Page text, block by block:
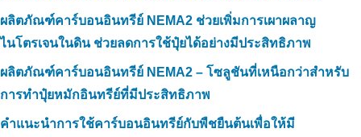
ผลิตภัณฑ์คาร์บอนอินทรีย์ NEMA2 ช่วยเพิ่มการเผาผลาญ
ไนโตรเจนในดิน ช่วยลดการใช้ปุ๋ยได้อย่างมีประสิทธิภาพ
ผลิตภัณฑ์คาร์บอนอินทรีย์ NEMA2 – โซลูชันที่เหนือกว่าสำหรับ
การทำปุ๋ยหมักอินทรีย์ที่มีประสิทธิภาพ
คำแนะนำการใช้คาร์บอนอินทรีย์กับพืชยืนต้นเพื่อให้มี